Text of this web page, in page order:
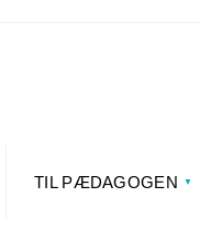
TIL PÆDAGOGEN